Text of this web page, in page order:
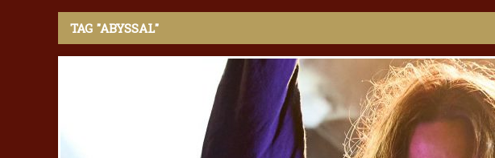
TAG "ABYSSAL"